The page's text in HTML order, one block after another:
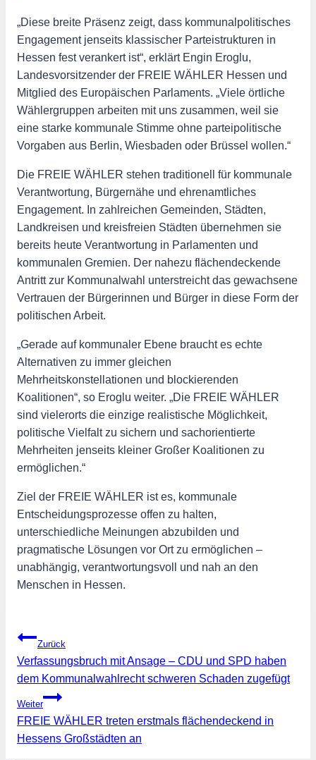
„Diese breite Präsenz zeigt, dass kommunalpolitisches
Engagement jenseits klassischer Parteistrukturen in
Hessen fest verankert ist“, erklärt Engin Eroglu,
Landesvorsitzender der FREIE WÄHLER Hessen und
Mitglied des Europäischen Parlaments. „Viele örtliche
Wählergruppen arbeiten mit uns zusammen, weil sie
eine starke kommunale Stimme ohne parteipolitische
Vorgaben aus Berlin, Wiesbaden oder Brüssel wollen.“
Die FREIE WÄHLER stehen traditionell für kommunale
Verantwortung, Bürgernähe und ehrenamtliches
Engagement. In zahlreichen Gemeinden, Städten,
Landkreisen und kreisfreien Städten übernehmen sie
bereits heute Verantwortung in Parlamenten und
kommunalen Gremien. Der nahezu flächendeckende
Antritt zur Kommunalwahl unterstreicht das gewachsene
Vertrauen der Bürgerinnen und Bürger in diese Form der
politischen Arbeit.
„Gerade auf kommunaler Ebene braucht es echte
Alternativen zu immer gleichen
Mehrheitskonstellationen und blockierenden
Koalitionen“, so Eroglu weiter. „Die FREIE WÄHLER
sind vielerorts die einzige realistische Möglichkeit,
politische Vielfalt zu sichern und sachorientierte
Mehrheiten jenseits kleiner Großer Koalitionen zu
ermöglichen.“
Ziel der FREIE WÄHLER ist es, kommunale
Entscheidungsprozesse offen zu halten,
unterschiedliche Meinungen abzubilden und
pragmatische Lösungen vor Ort zu ermöglichen –
unabhängig, verantwortungsvoll und nah an den
Menschen in Hessen.
Beitragsnavigation
Zurück
Verfassungsbruch mit Ansage – CDU und SPD haben
dem Kommunalwahlrecht schweren Schaden zugefügt
Weiter
FREIE WÄHLER treten erstmals flächendeckend in
Hessens Großstädten an